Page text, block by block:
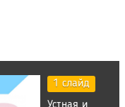
1 слайд
Устная и